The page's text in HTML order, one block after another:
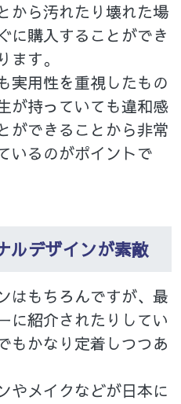
から汚れたり壊れた場
に購入することができ
ます。
実用性を重視したもの
が持っていても違和感
ができることから非常
いるのがポイントで
ルデザインが素敵
はもちろんですが、最
に紹介されたりしてい
もかなり定着しつつあ
やメイクなどが日本に